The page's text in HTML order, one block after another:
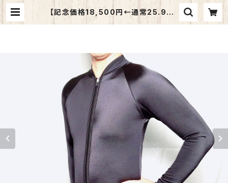
【記念価格18,500円←通常25.900
円】メンズ用 保温水着トップス O